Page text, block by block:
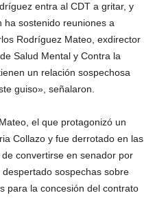
entra al CDT a gritar, y
ha sostenido reuniones a
Rodríguez Mateo, exdirector
Salud Mental y Contra la
un relación sospechosa
guiso», señalaron.
el que protagonizó un
Collazo y fue derrotado en las
convertirse en senador por
sospechas sobre
para la concesión del contrato